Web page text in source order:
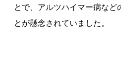
とで、アルツハイマー病など
とが懸念されていました。